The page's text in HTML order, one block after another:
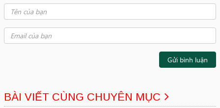
Gửi bình luận
BÀI VIẾT CÙNG CHUYÊN MỤC